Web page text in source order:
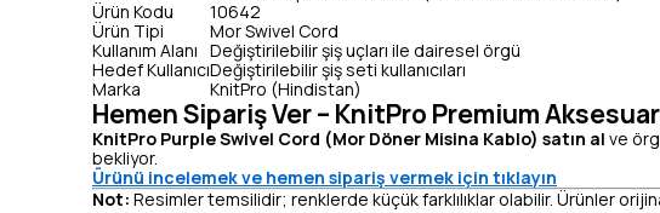
Ürün Kodu
10642
Ürün Tipi
Mor Swivel Cord
Kullanım Alanı Değiştirilebilir şiş uçları ile dairesel örgü
Hedef KullanıcıDeğiştirilebilir şiş seti kullanıcıları
Marka
KnitPro (Hindistan)
Hemen Sipariş Ver – KnitPro Premium Aksesuar
KnitPro Purple Swivel Cord (Mor Döner Misina Kablo) satın al ve
bekliyor.
Ürünü incelemek ve hemen sipariş vermek için tıklayın
Not: Resimler temsilidir; renklerde küçük farklılıklar olabilir. Ürünler